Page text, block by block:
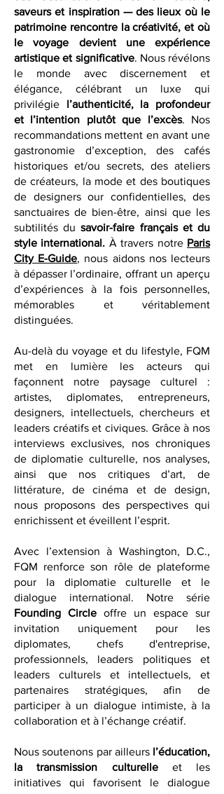
Nous invitons nos lecteurs à explorer
des destinations richesen culture,
saveurs et inspiration — des lieux où le
patrimoine rencontre la créativité, et où
le voyage devient une expérience
artistique et significative. Nous révélons
le monde avec discernement et
élégance, célébrant un luxe qui
privilégiel’authenticité, la profondeur
et l’intention plutôt que l’excès. Nos
recommandations mettent en avant une
gastronomie d’exception, des cafés
historiques et/ou secrets, des ateliers
de créateurs, la mode et des boutiques
de designers our confidentielles, des
sanctuaires de bien-être, ainsi que les
subtilités dusavoir-faire français et du
style international.À travers notreParis
City E-Guide, nous aidons nos lecteurs
à dépasser l’ordinaire, offrant un aperçu
d’expériences à la fois personnelles,
mémorables et véritablement
Au-delà du voyage et du lifestyle, FQM
met en lumière les acteurs qui
façonnent notre paysage culturel :
artistes, diplomates, entrepreneurs,
designers, intellectuels, chercheurs et
leaders créatifs et civiques. Grâce à nos
interviews exclusives, nos chroniques
de diplomatie culturelle, nos analyses,
ainsi que nos critiques d’art, de
littérature, de cinéma et de design,
nous proposons des perspectives qui
Avec l’extension à Washington, D.C.,
FQM renforce son rôle de plateforme
pour la diplomatie culturelle et le
dialogue international. Notre série
Founding Circleoffre un espace sur
invitation uniquement pour les
diplomates, chefs d'entreprise,
professionnels, leaders politiques et
leaders culturels et intellectuels, et
partenaires stratégiques, afin de
participer à un dialogue intimiste, à la
Nous soutenons par ailleursl’éducation,
la transmission culturelleet les